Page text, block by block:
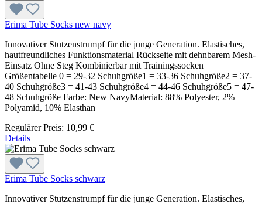
Erima Tube Socks new navy
Innovativer Stutzenstrumpf für die junge Generation. Elastisches,
hautfreundliches Funktionsmaterial Rückseite mit dehnbarem Mesh-
Einsatz Ohne Steg Kombinierbar mit Trainingssocken
Größentabelle 0 = 29-32 Schuhgröße1 = 33-36 Schuhgröße2 = 37-
40 Schuhgröße3 = 41-43 Schuhgröße4 = 44-46 Schuhgröße5 = 47-
48 Schuhgröße Farbe: New NavyMaterial: 88% Polyester, 2%
Polyamid, 10% Elasthan
Regulärer Preis: 10,99 €
Details
Erima Tube Socks schwarz
Innovativer Stutzenstrumpf für die junge Generation. Elastisches,